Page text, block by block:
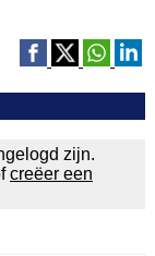
zijn.
creëer een